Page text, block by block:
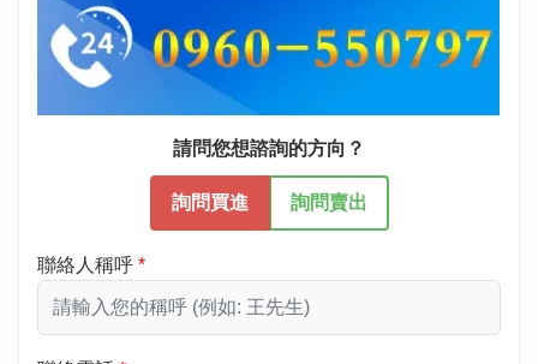
請問您想諮詢的方向？
詢問買進 詢問賣出
聯絡人稱呼